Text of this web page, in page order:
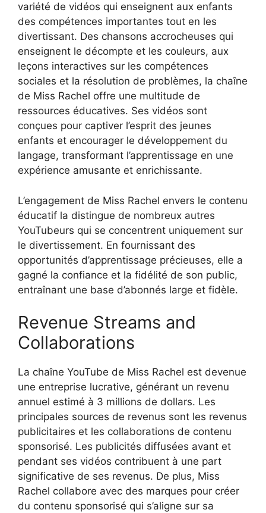
variété de vidéos qui enseignent aux enfants
des compétences importantes tout en les
divertissant. Des chansons accrocheuses qui
enseignent le décompte et les couleurs, aux
leçons interactives sur les compétences
sociales et la résolution de problèmes, la chaîne
de Miss Rachel offre une multitude de
ressources éducatives. Ses vidéos sont
conçues pour captiver l’esprit des jeunes
enfants et encourager le développement du
langage, transformant l’apprentissage en une
expérience amusante et enrichissante.
L’engagement de Miss Rachel envers le contenu
éducatif la distingue de nombreux autres
YouTubeurs qui se concentrent uniquement sur
le divertissement. En fournissant des
opportunités d’apprentissage précieuses, elle a
gagné la confiance et la fidélité de son public,
entraînant une base d’abonnés large et fidèle.
Revenue Streams and
Collaborations
La chaîne YouTube de Miss Rachel est devenue
une entreprise lucrative, générant un revenu
annuel estimé à 3 millions de dollars. Les
principales sources de revenus sont les revenus
publicitaires et les collaborations de contenu
sponsorisé. Les publicités diffusées avant et
pendant ses vidéos contribuent à une part
significative de ses revenus. De plus, Miss
Rachel collabore avec des marques pour créer
du contenu sponsorisé qui s’aligne sur sa